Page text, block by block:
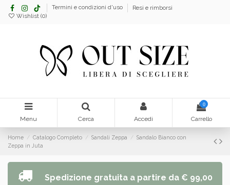
Termini e condizioni d'uso
Resi e rimborsi
Wishlist (0)
Menu Cerca Accedi
0
Carrello
Home Catalogo Completo Sandali Zeppa
Sandalo Bianco con
Zeppa in Juta
Spedizione gratuita a partire da € 99,00